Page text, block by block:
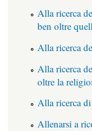
Alla ricerca
ben oltre
Alla ricerca
Alla ricerca
oltre la
Alla ricerca
Allenarsi a